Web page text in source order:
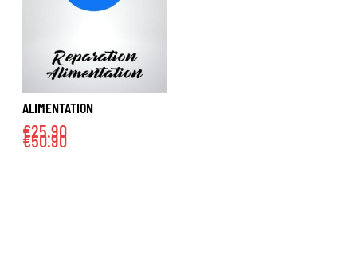
ALIMENTATION
€25.90
€50.90